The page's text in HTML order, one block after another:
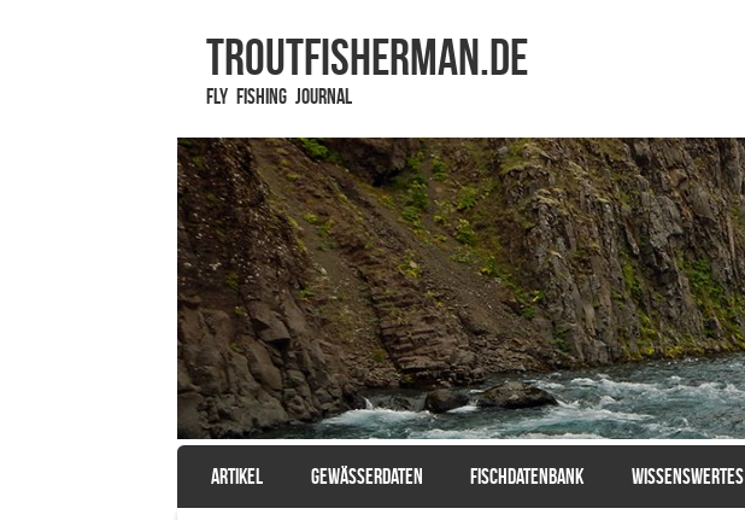
TROUTFISHERMAN.de
Fly Fishing Journal
SKIP TO CONTENT
ARTIKEL GEWÄSSERDATEN FISCHDATENBANK WISSENSWERTES